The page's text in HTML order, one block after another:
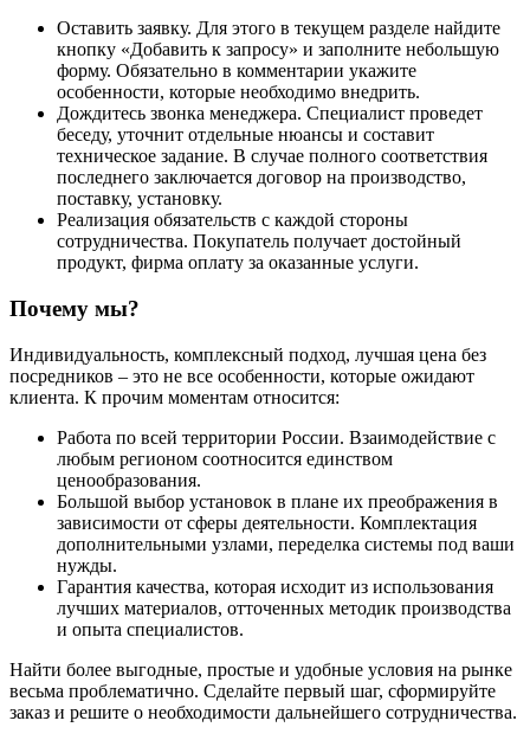
Оставить заявку. Для этого в текущем разделе найдите
кнопку «Добавить к запросу» и заполните небольшую
форму. Обязательно в комментарии укажите
особенности, которые необходимо внедрить.
Дождитесь звонка менеджера. Специалист проведет
беседу, уточнит отдельные нюансы и составит
техническое задание. В случае полного соответствия
последнего заключается договор на производство,
поставку, установку.
Реализация обязательств с каждой стороны
сотрудничества. Покупатель получает достойный
продукт, фирма оплату за оказанные услуги.
Почему мы?
Индивидуальность, комплексный подход, лучшая цена без
посредников – это не все особенности, которые ожидают
клиента. К прочим моментам относится:
Работа по всей территории России. Взаимодействие с
любым регионом соотносится единством
ценообразования.
Большой выбор установок в плане их преображения в
зависимости от сферы деятельности. Комплектация
дополнительными узлами, переделка системы под ваши
нужды.
Гарантия качества, которая исходит из использования
лучших материалов, отточенных методик производства
и опыта специалистов.
Найти более выгодные, простые и удобные условия на рынке
весьма проблематично. Сделайте первый шаг, сформируйте
заказ и решите о необходимости дальнейшего сотрудничества.